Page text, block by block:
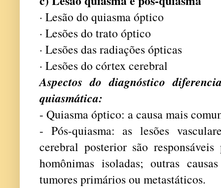
· Lesão do quiasma óptico
· Lesões do trato óptico
· Lesões das radiações ópticas
· Lesões do córtex cerebral
Aspectos do diagnóstico
quiasmática:
- Quiasma óptico: a causa mais
- Pós-quiasma: as lesões
cerebral posterior são
homônimas isoladas; outras
tumores primários ou metastáticos.